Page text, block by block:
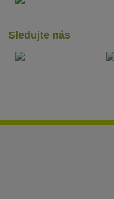
Sledujte nás